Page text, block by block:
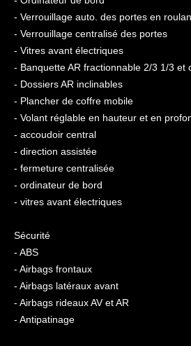
- Verrouillage auto. des portes en
- Verrouillage centralisé des portes
- Vitres avant électriques
- Banquette AR fractionnable 2/3 1/3 et
- Dossiers AR inclinables
- Plancher de coffre mobile
- Volant réglable en hauteur et en
- accoudoir central
- direction assistée
- fermeture centralisée
- ordinateur de bord
- vitres avant électriques
Sécurité
- ABS
- Airbags frontaux
- Airbags latéraux avant
- Airbags rideaux AV et AR
- Antipatinage